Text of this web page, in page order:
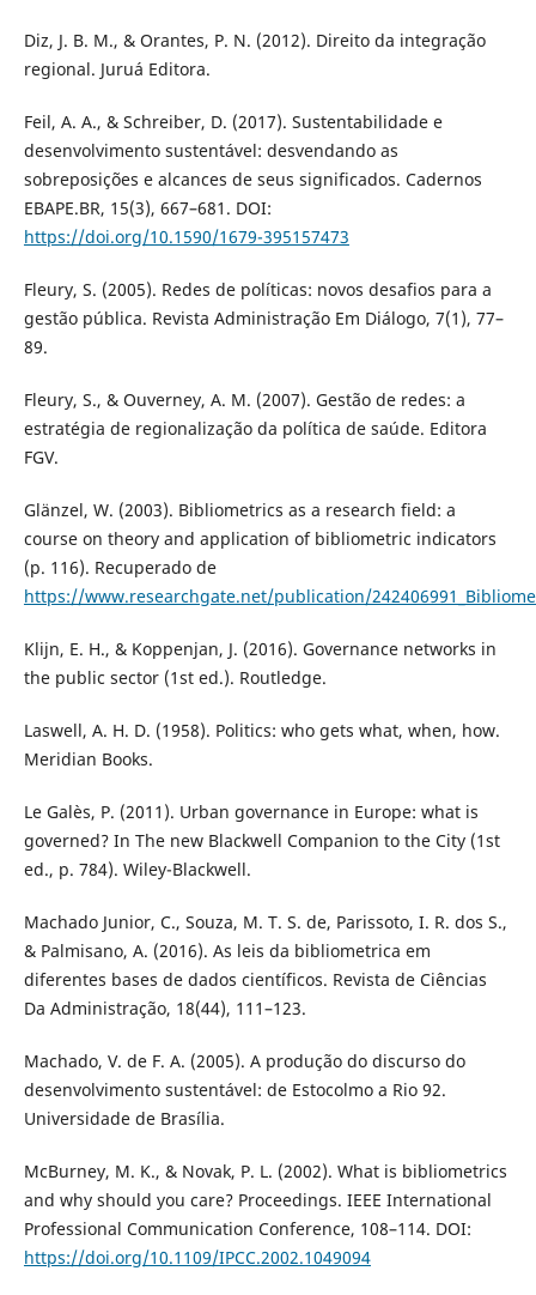
Diz, J. B. M., & Orantes, P. N. (2012). Direito da integração
regional. Juruá Editora.
Feil, A. A., & Schreiber, D. (2017). Sustentabilidade e
desenvolvimento sustentável: desvendando as
sobreposições e alcances de seus significados. Cadernos
EBAPE.BR, 15(3), 667–681. DOI:
https://doi.org/10.1590/1679-395157473
Fleury, S. (2005). Redes de políticas: novos desafios para a
gestão pública. Revista Administração Em Diálogo, 7(1), 77–
89.
Fleury, S., & Ouverney, A. M. (2007). Gestão de redes: a
estratégia de regionalização da política de saúde. Editora
FGV.
Glänzel, W. (2003). Bibliometrics as a research field: a
course on theory and application of bibliometric indicators
(p. 116). Recuperado de
https://www.researchgate.net/publication/
Klijn, E. H., & Koppenjan, J. (2016). Governance networks in
the public sector (1st ed.). Routledge.
Laswell, A. H. D. (1958). Politics: who gets what, when, how.
Meridian Books.
Le Galès, P. (2011). Urban governance in Europe: what is
governed? In The new Blackwell Companion to the City (1st
ed., p. 784). Wiley-Blackwell.
Machado Junior, C., Souza, M. T. S. de, Parissoto, I. R. dos S.,
& Palmisano, A. (2016). As leis da bibliometrica em
diferentes bases de dados científicos. Revista de Ciências
Da Administração, 18(44), 111–123.
Machado, V. de F. A. (2005). A produção do discurso do
desenvolvimento sustentável: de Estocolmo a Rio 92.
Universidade de Brasília.
McBurney, M. K., & Novak, P. L. (2002). What is bibliometrics
and why should you care? Proceedings. IEEE International
Professional Communication Conference, 108–114. DOI:
https://doi.org/10.1109/IPCC.2002.1049094